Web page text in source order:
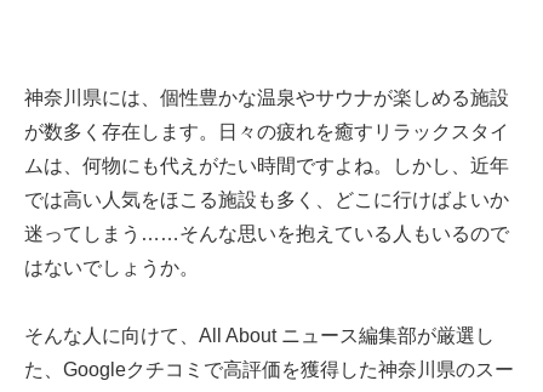
神奈川県には、個性豊かな温泉やサウナが楽しめる施設
が数多く存在します。日々の疲れを癒すリラックスタイ
ムは、何物にも代えがたい時間ですよね。しかし、近年
では高い人気をほこる施設も多く、どこに行けばよいか
迷ってしまう……そんな思いを抱えている人もいるので
はないでしょうか。
そんな人に向けて、All About ニュース編集部が厳選し
た、Googleクチコミで高評価を獲得した神奈川県のスー